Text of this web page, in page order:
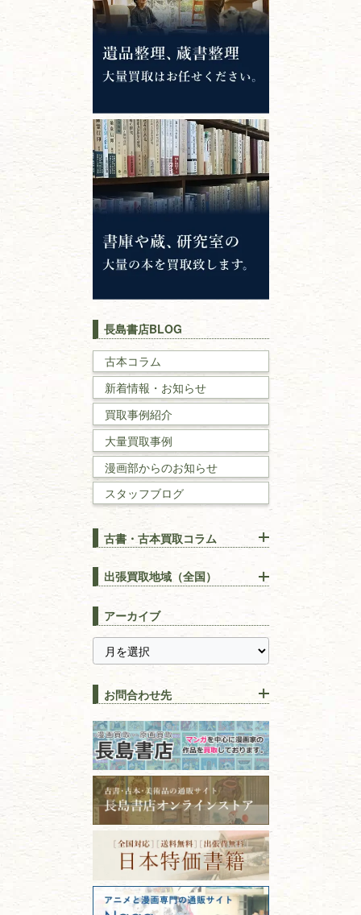
錦絵・浮世絵・版画・刷り物
専門書・ 学術書
哲学書・思想書
心理学・倫理学
仏教書
神道・神社仏閣
イスラム教
キリスト教
世界史・
戦記・戦史
国文学・国語学
理工書
数学書・物理学書
建築書
漢方・鍼灸・東洋医学
易学・占い
スピリチュアル・
全集・
趣味・教養
書道
拓本・法帖・碑帖
篆刻・印譜
書道具
美術書・アート本・
デザイン本
長島書店BLOG
古本コラム
新着情報・お知らせ
買取事例紹介
大量買取事例
漫画部からのお知らせ
スタッフブログ
古書・古本買取コラム
りOK！効率的に売る方法
長島書店の便利な買取サービ
ス
【持ち込み買取】店頭で簡単
に古本を売るメリットとは？
古本を高く売る方法！買取で
上手な売り方のコツを解説
古本の保管方法と劣化する原
因！適切な管理で長持ちさせ
るコツ
古本は汚れていると買取でき
ない？適切な保管方法とクリ
ーニング！
ISBNコードとは？書籍の識別
番号の意味と役割を解説
価値ある古書を売るポイント
と注意点
出張買取地域（全国）
千葉県
神奈川県
静岡県
群馬県
山梨県
新潟県
長野県
愛知県
石川県
福井県
福島県
富山県
青森県
岩手県
宮城県
秋田県
山形県
岐阜県
三重県
滋賀県
京都府
大阪府
アーカイブ
お問合わせ先
古本買取専門店 長島書店
〒101-0051
東京都千代田区神田神保町2-5-1
フリーダイヤル：0120-414-548
電話：03-3512-8115
FAX：03-3512-8116
古物商許可：東京都公安委員会 第
301028901712号
古物商名称：有限会社長島書店